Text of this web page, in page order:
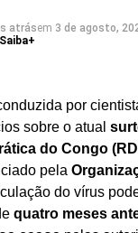
O Ministério da
sendo a forma
orientam que a
durante a
carteira de
recomendada.
ações voltadas ao
ao controle da
atrásem 3 de agosto,
por
sobre o atual
do Congo
pela
do vírus
quatro meses